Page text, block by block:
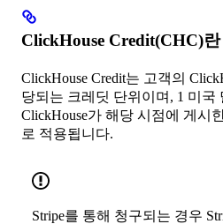
ClickHouse Credit(CHC)
ClickHouse Credit는 고객의
당되는 크레딧 단위이며, 1 미국
ClickHouse가 해당 시점에 게시
로 적용됩니다.
Stripe를 통해 청구되는 경우